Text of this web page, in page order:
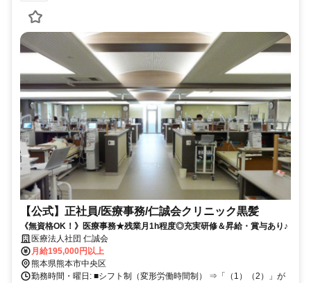
【公式】正社員/医療事務/仁誠会クリニック黒髪
《無資格OK！》医療事務★残業月1h程度◎充実研修＆昇給・賞与あり♪
医療法人社団 仁誠会
月給195,000円以上
熊本県熊本市中央区
勤務時間・曜日: ■シフト制（変形労働時間制） ⇒「（1）（2）」が